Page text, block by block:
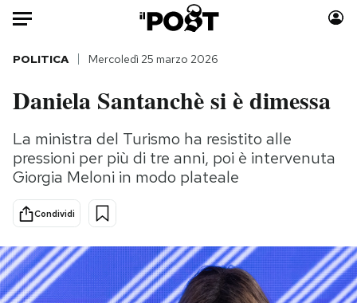
Auto
HOME
Italia
Mondo
Politica
Tecnologia
Internet
Scienza
Cultura
Economia
Moda
Libri
Consumismi
Media
Europa
Altrecose
POLITICA Mercoledì 25 marzo 2026
Daniela Santanchè si è dimessa
La ministra del Turismo ha resistito alle
pressioni per più di tre anni, poi è intervenuta
Giorgia Meloni in modo plateale
Condividi